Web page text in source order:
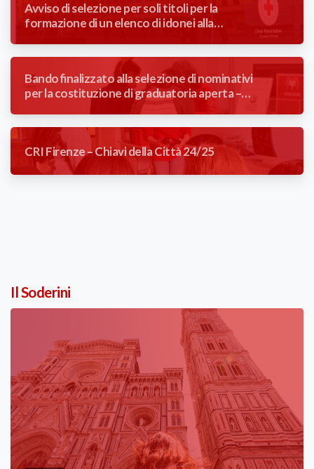
Avviso di selezione per soli titoli per la
formazione di un elenco di idonei alla
Bando finalizzato alla selezione di nominativi
per la costituzione di graduatoria aperta –
Addetta/o reception poliambulatorio
CRI Firenze – Chiavi della Città 24/25
Il Soderini